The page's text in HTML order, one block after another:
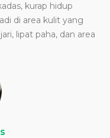
kurap hidup
di area kulit yang
lipat paha, dan area